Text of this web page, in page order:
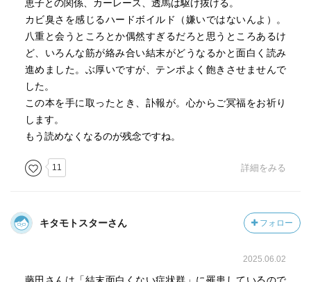
恵子との関係、カーレース、透馬は駆け抜ける。
カビ臭さを感じるハードボイルド（嫌いではないんよ）。
八重と会うところとか偶然すぎるだろと思うところあるけ
ど、いろんな筋が絡み合い結末がどうなるかと面白く読み
進めました。ぶ厚いですが、テンポよく飽きさせませんで
した。
この本を手に取ったとき、訃報が。心からご冥福をお祈り
します。
もう読めなくなるのが残念ですね。
11 詳細をみる
キタモトスターさん フォロー
2025.06.02